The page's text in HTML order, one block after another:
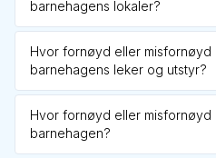
barnehagens lokaler?
Hvor fornøyd eller misfornøyd
barnehagens leker og utstyr?
Hvor fornøyd eller
barnehagen?